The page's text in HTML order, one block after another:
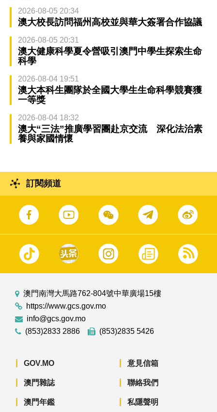
2026-08-05 20:34
澳大校長訪問福州高校並與華大簽署合作協議
2026-08-05 20:31
澳大健康科學夏令營吸引澳門中學生探索生命
科學
2026-08-04 19:51
澳大本科生團隊於全國大學生生命科學競賽獲
一等獎
2026-08-04 18:32
澳大“三法”推廣學習團赴京交流 深化法治素
養與家國情懷
訂閱頻道
澳門南灣大馬路762-804號中華廣場15樓
https://www.gcs.gov.mo
info@gcs.gov.mo
(853)2833 2886
(853)2835 5426
GOV.MO
澳門雜誌
澳門年鑑
意見信箱
聯絡我們
私隱聲明